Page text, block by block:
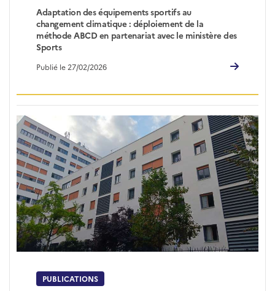
Adaptation des équipements sportifs au
changement climatique : déploiement de la
méthode ABCD en partenariat avec le ministère des
Sports
Publié le 27/02/2026
PUBLICATIONS